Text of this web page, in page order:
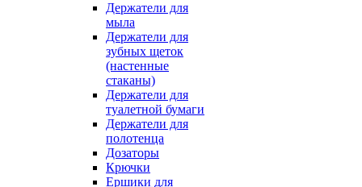
Держатели для
мыла
Держатели для
зубных щеток
(настенные
стаканы)
Держатели для
туалетной бумаги
Держатели для
полотенца
Дозаторы
Крючки
Ершики для